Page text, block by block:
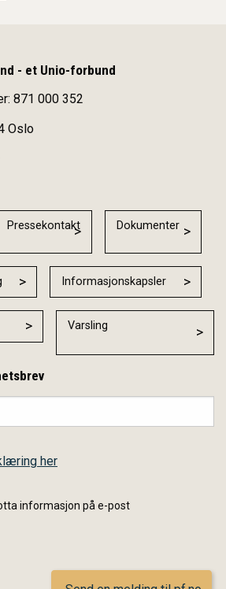
- et Unio-forbund
871 000 352
Oslo
Pressekontakt Dokumenter
Informasjonskapsler
Varsling
her
informasjon på e-post